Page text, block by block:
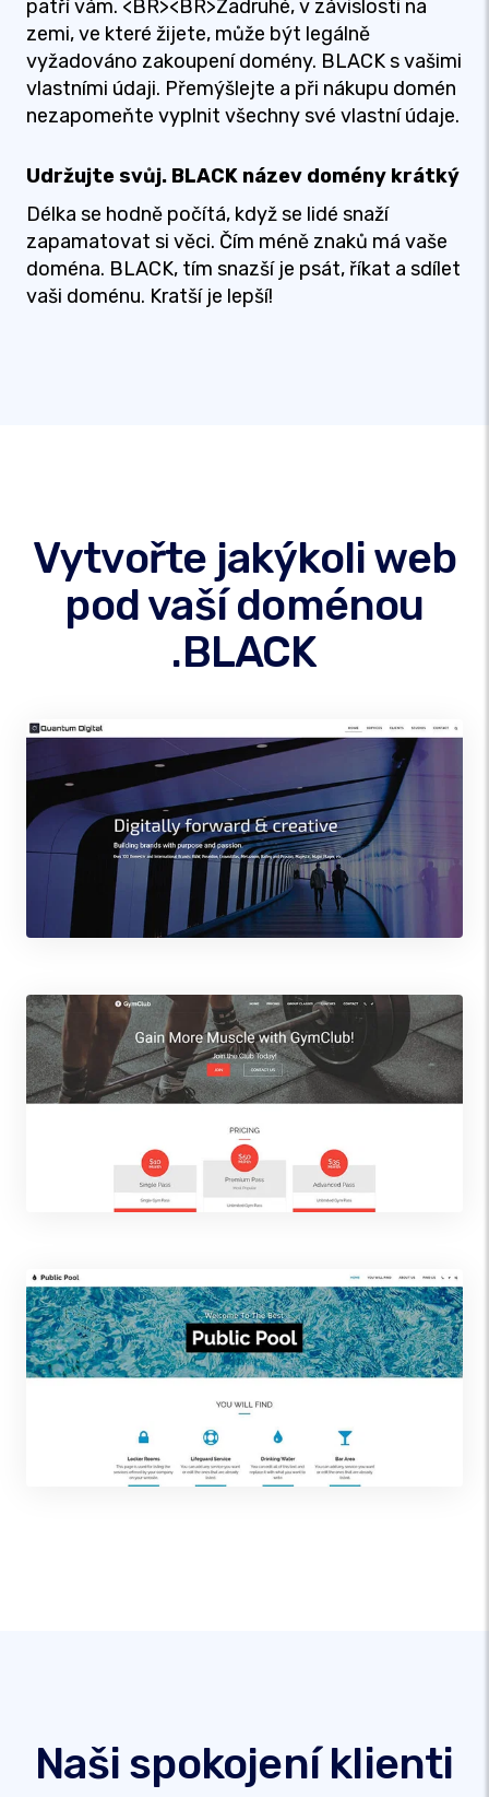
patří vám. <BR><BR>Zadruhé, v závislosti na
zemi, ve které žijete, může být legálně
vyžadováno zakoupení domény. BLACK s vašimi
vlastními údaji. Přemýšlejte a při nákupu domén
nezapomeňte vyplnit všechny své vlastní údaje.
Udržujte svůj. BLACK název domény krátký
Délka se hodně počítá, když se lidé snaží
zapamatovat si věci. Čím méně znaků má vaše
doména. BLACK, tím snazší je psát, říkat a sdílet
vaši doménu. Kratší je lepší!
Vytvořte jakýkoli web
pod vaší doménou
.BLACK
Naši spokojení klienti